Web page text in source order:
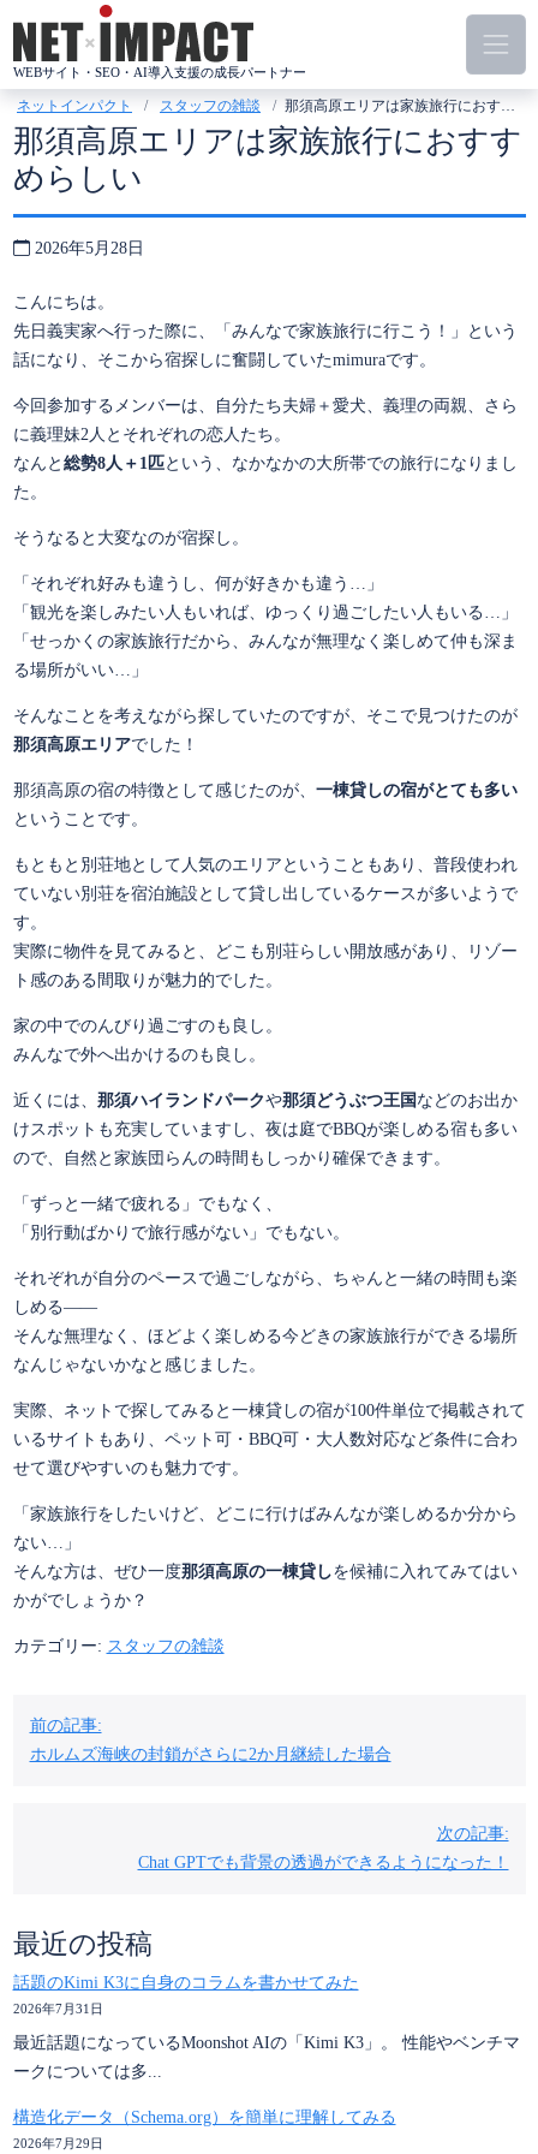
テ
ツ
へ
ス
キ
ッ
WEBサイト・SEO・AI導入支援の成長パートナー
ネットインパクト スタッフの雑談 那須高原エリアは家族旅行におすすめらしい
那須高原エリアは家族旅行におすす
めらしい
2026年5月28日
こんにちは。
先日義実家へ行った際に、「みんなで家族旅行に行こう！」という
話になり、そこから宿探しに奮闘していたmimuraです。
今回参加するメンバーは、自分たち夫婦＋愛犬、義理の両親、さら
に義理妹2人とそれぞれの恋人たち。
なんと 総勢8人＋1匹という、なかなかの大所帯での旅行になりまし
た。
そうなると大変なのが宿探し。
「それぞれ好みも違うし、何が好きかも違う…」
「観光を楽しみたい人もいれば、ゆっくり過ごしたい人もいる…」
「せっかくの家族旅行だから、みんなが無理なく楽しめて仲も深ま
る場所がいい…」
そんなことを考えながら探していたのですが、そこで見つけたのが
那須高原エリアでした！
那須高原の宿の特徴として感じたのが、 一棟貸しの宿がとても多い
ということです。
もともと別荘地として人気のエリアということもあり、普段使われ
ていない別荘を宿泊施設として貸し出しているケースが多いようで
す。
実際に物件を見てみると、どこも別荘らしい開放感があり、リゾー
ト感のある間取りが魅力的でした。
家の中でのんびり過ごすのも良し。
みんなで外へ出かけるのも良し。
近くには、 那須ハイランドパークや那須どうぶつ王国 などのお出か
けスポットも充実していますし、夜は庭でBBQが楽しめる宿も多い
ので、自然と家族団らんの時間もしっかり確保できます。
「ずっと一緒で疲れる」でもなく、
「別行動ばかりで旅行感がない」でもない。
それぞれが自分のペースで過ごしながら、ちゃんと一緒の時間も楽
しめる――
そんな無理なく、ほどよく楽しめる今どきの家族旅行ができる場所
なんじゃないかなと感じました。
実際、ネットで探してみると一棟貸しの宿が100件単位で掲載されて
いるサイトもあり、ペット可・BBQ可・大人数対応など条件に合わ
せて選びやすいのも魅力です。
「家族旅行をしたいけど、どこに行けばみんなが楽しめるか分から
ない…」
そんな方は、ぜひ一度那須高原の一棟貸しを候補に入れてみてはい
かがでしょうか？
カテゴリー: スタッフの雑談
投
稿
ョ
ン
前の記事:
ホルムズ海峡の封鎖がさらに2か月継続した場合
次の記事:
Chat GPTでも背景の透過ができるようになった！
最近の投稿
話題のKimi K3に自身のコラムを書かせてみた
2026年7月31日
最近話題になっているMoonshot AIの「Kimi K3」。 性能やベンチマ
ークについては多...
構造化データ（Schema.org）を簡単に理解してみる
2026年7月29日